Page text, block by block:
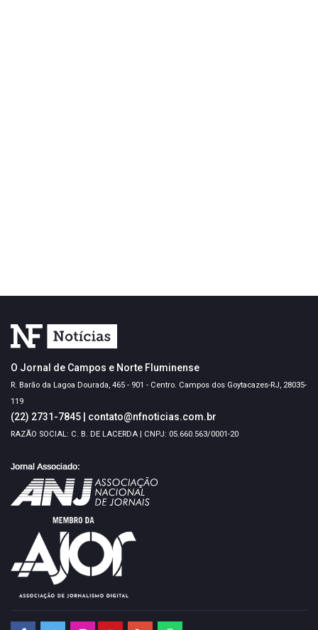
O Jornal de Campos e Norte Fluminense
R. Barão da Lagoa Dourada, 465 - 901 - Centro. Campos dos Goytacazes-RJ, 28035-
119
(22) 2731-7845 contato@nfnoticias.com.br
RAZÃO SOCIAL: C. B. DE LACERDA | CNPJ: 05.660.563/0001-20